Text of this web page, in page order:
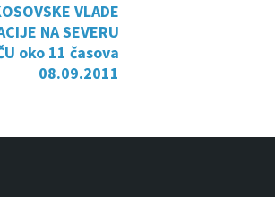
VLADE
NA SEVERU
oko 11 časova
08.09.2011